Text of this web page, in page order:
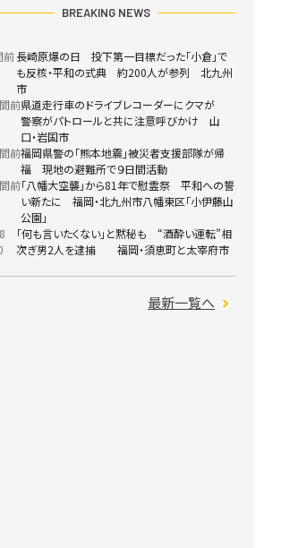
BREAKING NEWS
前長崎原爆の日 投下第一目標だった「小倉」で
も反核・平和の式典 約200人が参列 北九州
市
前県道走行車のドライブレコーダーにクマが
警察がパトロールと共に注意呼びかけ 山
口・岩国市
前福岡県警の「熊本地震」被災者支援部隊が帰
福 現地の避難所で９日間活動
前「八幡大空襲」から81年で慰霊祭 平和への誓
い新たに 福岡・北九州市八幡東区「小伊藤山
公園」
「何も言いたくない」と黙秘も “酒酔い運転”相
次ぎ男2人を逮捕 福岡・須恵町と太宰府市
最新一覧へ